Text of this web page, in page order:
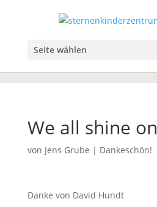
Seite wählen
We all shine on
von Jens Grube | Dankeschön!
Danke von David Hundt